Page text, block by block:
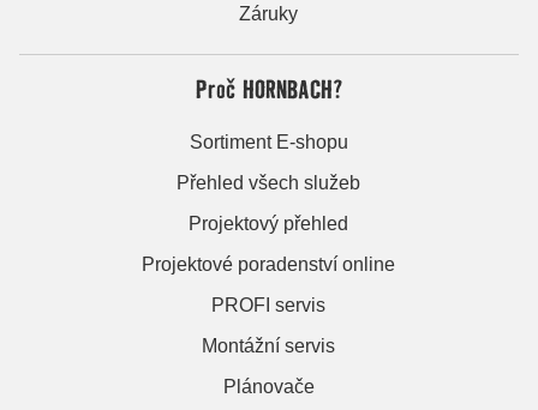
Záruky
Proč HORNBACH?
Sortiment E-shopu
Přehled všech služeb
Projektový přehled
Projektové poradenství online
PROFI servis
Montážní servis
Plánovače